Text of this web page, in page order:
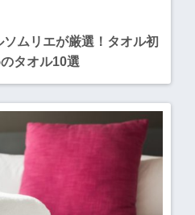
ソムリエが厳選！タオル初
タオル10選